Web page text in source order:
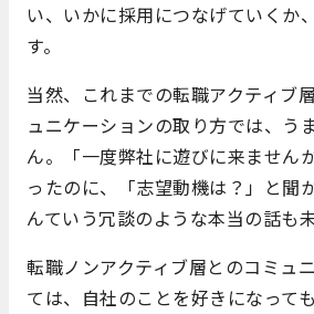
い、いかに採用につなげていくか
す。
当然、これまでの転職アクティブ
ュニケーションの取り方では、う
ん。「一度弊社に遊びに来ません
ったのに、「志望動機は？」と聞
んていう冗談のような本当の話も
転職ノンアクティブ層とのコミュ
ては、自社のことを好きになって